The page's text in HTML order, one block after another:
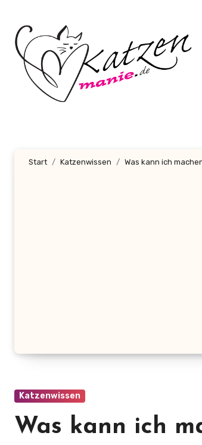
Inhalt
springen
Start Katzenwissen Was kann ich
Katzenwissen
Was kann ich